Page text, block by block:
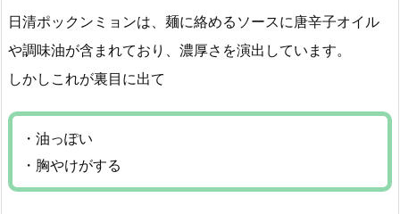
日清ポックンミョンは、麺に絡めるソースに唐辛子オイル
や調味油が含まれており、濃厚さを演出しています。
しかしこれが裏目に出て
・油っぽい
・胸やけがする